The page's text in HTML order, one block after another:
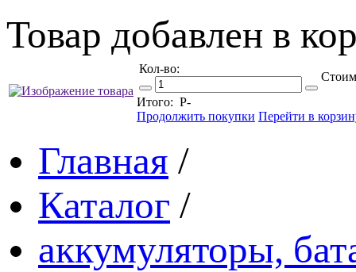
Товар добавлен в
Кол-во:
Итого: Р-
Продолжить покупки Перейти в
Главная /
Каталог /
аккумуляторы,